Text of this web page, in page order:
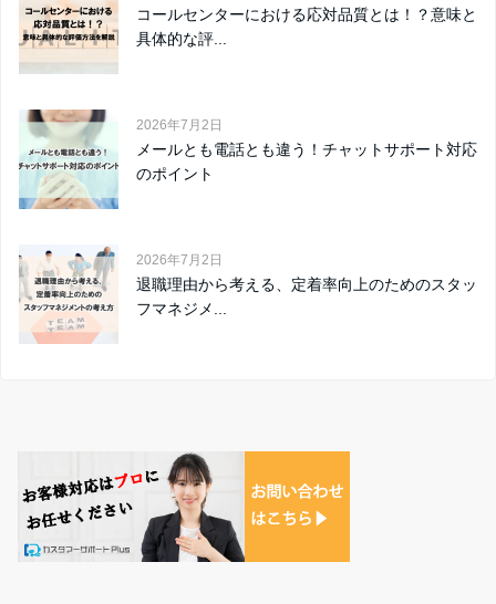
コールセンターにおける応対品質とは！？意味と
具体的な評...
2026年7月2日
メールとも電話とも違う！チャットサポート対応
のポイント
2026年7月2日
退職理由から考える、定着率向上のためのスタッ
フマネジメ...